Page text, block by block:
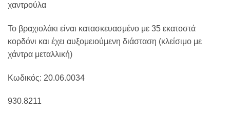
χαντρούλα
Το βραχιολάκι είναι κατασκευασμένο με 35 εκατοστά
κορδόνι και έχει αυξομειούμενη διάσταση (κλείσιμο με
χάντρα μεταλλική)
Κωδικός: 20.06.0034
930.8211